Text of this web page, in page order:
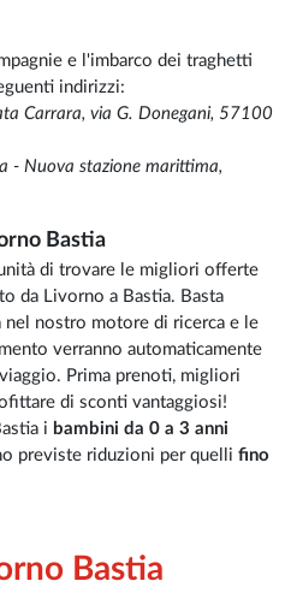
e l'imbarco dei traghetti
indirizzi:
Carrara, via G. Donegani, 57100
- Nuova stazione marittima,
Bastia
di trovare le migliori offerte
da Livorno a Bastia. Basta
nel nostro motore di ricerca e le
verranno automaticamente
Prima prenoti, migliori
di sconti vantaggiosi!
i bambini da 0 a 3 anni
previste riduzioni per quelli fino
Bastia